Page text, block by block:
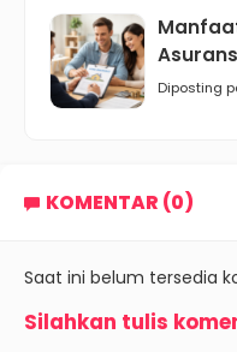
Diposting
KOMENTAR (0)
Saat ini belum tersedia
Silahkan tulis